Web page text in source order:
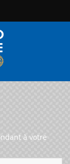
à votre